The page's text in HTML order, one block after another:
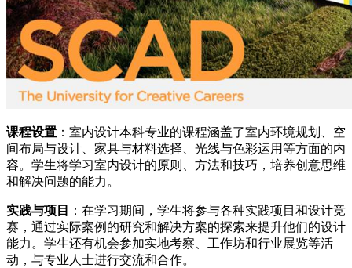
课程设置 ：室内设计本科专业的课程涵盖了室内环境规划、空
间布局与设计、家具与材料选择、光线与色彩运用等方面的内
容。学生将学习室内设计的原则、方法和技巧，培养创意思维
和解决问题的能力。
实践与项目
：在学习期间，学生将参与各种实践项目和设计竞
赛，通过实际案例的研究和解决方案的探索来提升他们的设计
能力。学生还有机会参加实地考察、工作坊和行业展览等活
动，与专业人士进行交流和合作。